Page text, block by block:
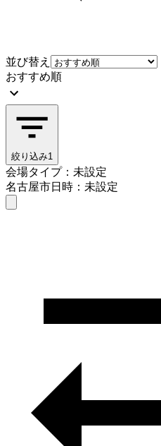
並び替え
おすすめ順
絞り込み1
会場タイプ：未設定
名古屋市日時：未設定